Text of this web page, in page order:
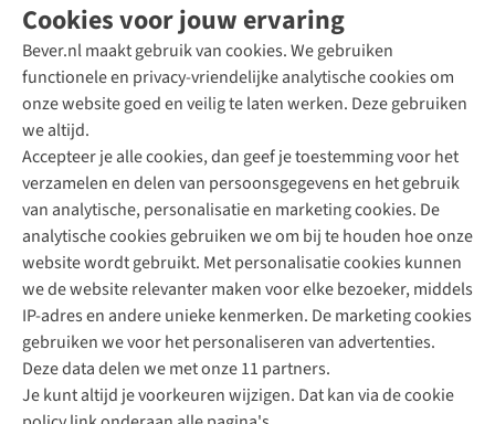
Cookies voor jouw ervaring
Bever.nl maakt gebruik van cookies. We gebruiken
functionele en privacy-vriendelijke analytische cookies om
onze website goed en veilig te laten werken. Deze gebruiken
we altijd.
Accepteer je alle cookies, dan geef je toestemming voor het
verzamelen en delen van persoonsgegevens en het gebruik
van analytische, personalisatie en marketing cookies. De
analytische cookies gebruiken we om bij te houden hoe onze
website wordt gebruikt. Met personalisatie cookies kunnen
we de website relevanter maken voor elke bezoeker, middels
IP-adres en andere unieke kenmerken. De marketing cookies
gebruiken we voor het personaliseren van advertenties.
Deze data delen we met onze 11 partners.
Je kunt altijd je voorkeuren wijzigen. Dat kan via de cookie
Direct advies van een Buitenexpert
+31 (0)85 888 50 88
+31 6 12 28 49 80
Contactformulier